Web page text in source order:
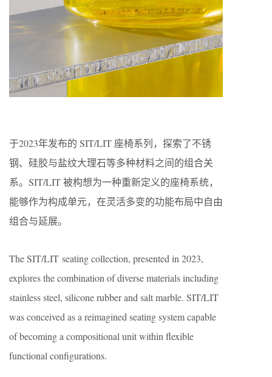
于2023年发布的 SIT/LIT 座椅系列，探索了不锈
钢、硅胶与盐纹大理石等多种材料之间的组合关
系。SIT/LIT 被构想为一种重新定义的座椅系统，
能够作为构成单元，在灵活多变的功能布局中自由
组合与延展。
The SIT/LIT seating collection, presented in 2023,
explores the combination of diverse materials including
stainless steel, silicone rubber and salt marble. SIT/LIT
was conceived as a reimagined seating system capable
of becoming a compositional unit within flexible
functional configurations.